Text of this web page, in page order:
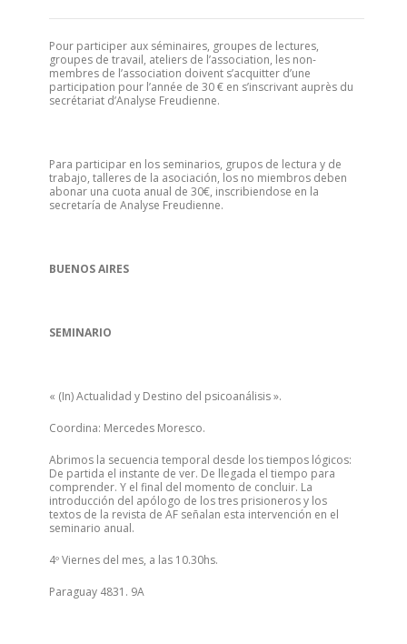
Pour participer aux séminaires, groupes de lectures,
groupes de travail, ateliers de l’association, les non-
membres de l’association doivent s’acquitter d’une
participation pour l’année de 30 € en s’inscrivant auprès du
secrétariat d’Analyse Freudienne.
Para participar en los seminarios, grupos de lectura y de
trabajo, talleres de la asociación, los no miembros deben
abonar una cuota anual de 30€, inscribiendose en la
secretaría de Analyse Freudienne.
BUENOS AIRES
SEMINARIO
« (In) Actualidad y Destino del psicoanálisis ».
Coordina: Mercedes Moresco.
Abrimos la secuencia temporal desde los tiempos lógicos:
De partida el instante de ver. De llegada el tiempo para
comprender. Y el final del momento de concluir. La
introducción del apólogo de los tres prisioneros y los
textos de la revista de AF señalan esta intervención en el
seminario anual.
4º Viernes del mes, a las 10.30hs.
Paraguay 4831. 9A